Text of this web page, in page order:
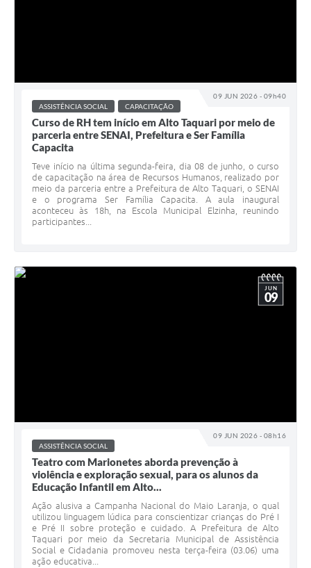
09 JUN 2026 - 09h40
ASSISTÊNCIA SOCIAL
CAPACITAÇÃO
Curso de RH tem início em Alto Taquari por meio de
parceria entre SENAI, Prefeitura e Ser Família
Capacita
Teve início na última segunda-feira, dia 08 de junho, o curso
de capacitação na área de Recursos Humanos, realizado por
meio da parceria entre a Prefeitura de Alto Taquari, o SENAI
e o programa Ser Família Capacita. A aula inaugural
aconteceu às 18h, na Escola Municipal Elzinha, reunindo
participantes...
09 JUN 2026 - 08h16
JUN
09
ASSISTÊNCIA SOCIAL
Teatro com Marionetes aborda prevenção à
violência e exploração sexual, para os alunos da
Educação Infantil em Alto...
Ação alusiva a Campanha Nacional do Maio Laranja, o qual
utilizou linguagem lúdica para conscientizar crianças do Pré I
e Pré II sobre proteção e cuidado. A Prefeitura de Alto
Taquari por meio da Secretaria Municipal de Assistência
Social e Cidadania promoveu nesta terça-feira (03.06) uma
ação educativa...